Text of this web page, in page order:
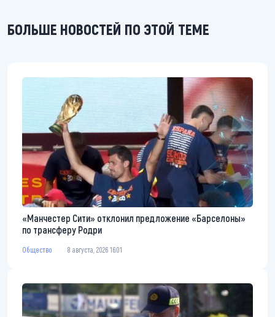
БОЛЬШЕ НОВОСТЕЙ ПО ЭТОЙ ТЕМЕ
«Манчестер Сити» отклонил предложение «Барселоны»
по трансферу Родри
Общество 8 августа, 2026 16:01